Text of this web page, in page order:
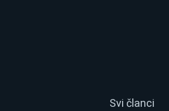
Svi članci